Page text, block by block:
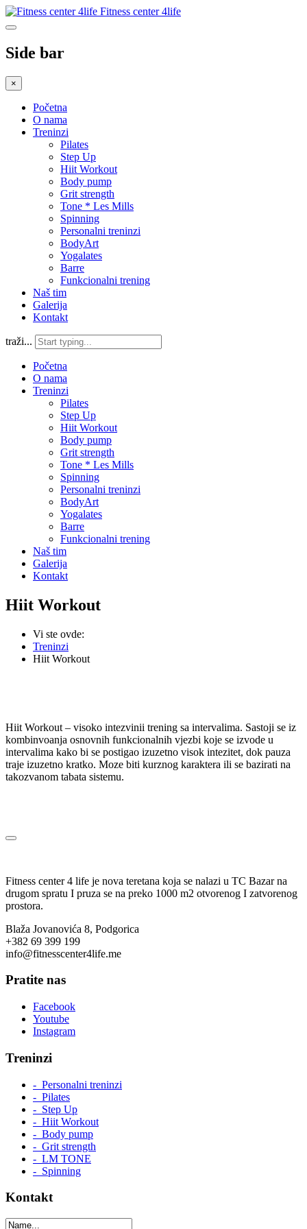
Fitness center 4life
Side bar
×
Početna
O nama
Treninzi
Pilates
Step Up
Hiit Workout
Body pump
Grit strength
Tone * Les Mills
Spinning
Personalni treninzi
BodyArt
Yogalates
Barre
Funkcionalni trening
Naš tim
Galerija
Kontakt
traži...
Početna
O nama
Treninzi
Pilates
Step Up
Hiit Workout
Body pump
Grit strength
Tone * Les Mills
Spinning
Personalni treninzi
BodyArt
Yogalates
Barre
Funkcionalni trening
Naš tim
Galerija
Kontakt
Hiit Workout
Vi ste ovde:
Treninzi
Hiit Workout
Hiit Workout – visoko intezvinii trening sa intervalima. Sastoji se iz
kombinvoanja osnovnih funkcionalnih vjezbi koje se izvode u
intervalima kako bi se postigao izuzetno visok intezitet, dok pauza
traje izuzetno kratko. Moze biti kurznog karaktera ili se bazirati na
takozvanom tabata sistemu.
Fitness center 4 life je nova teretana koja se nalazi u TC Bazar na
drugom spratu I pruza se na preko 1000 m2 otvorenog I zatvorenog
prostora.
Blaža Jovanovića 8, Podgorica
+382 69 399 199
info@fitnesscenter4life.me
Pratite nas
Facebook
Youtube
Instagram
Treninzi
- Personalni treninzi
- Pilates
- Step Up
- Hiit Workout
- Body pump
- Grit strength
- LM TONE
- Spinning
Kontakt